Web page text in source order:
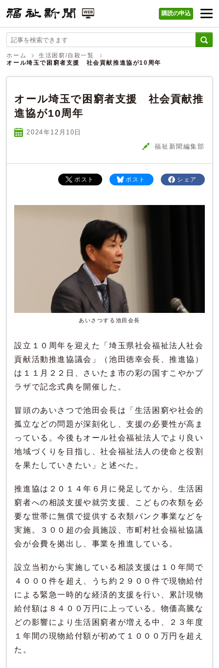
福祉新聞 WEB
購読の申込
ホーム
生活困窮/自殺一覧
オール埼玉で困窮者支援 社会貢献推進協が10周年
オール埼玉で困窮者支援 社会貢献推
進協が10周年
2024年12 月 10 日
福祉新聞編集部
シェア
ポスト
ポスト
あいさつする池田会長
設立１０周年を迎えた「埼玉県社会福祉法人社会
貢献活動推進協議会」（池田徳幸会長、推進協）
は１１月２２日、さいたま市の彩の国すこやかプ
ラザで記念式典を開催した。
冒頭のあいさつで池田会長は「生活困窮や社会的
孤立などの問題が深刻化し、支援の必要性が高ま
っている。今後もオール社会福祉法人でより良い
地域づくりを目指し、社会福祉法人の使命と役割
を果たしていきたい」と述べた。
推進協は２０１４年６月に発足してから、生活困
窮者への相談支援や就労支援、こどもの衣類を必
要な世帯に無償で提供する衣類バンク事業などを
実施。３００超の会員施設、市町村社会福祉協議
会が会費を拠出し、事業を推進している。
設立当初から実施している相談支援は１０年間で
４０００件を超え、うち約２９００件で現物給付
による緊急一時的な経済的支援を行い、累計現物
給付額は８４００万円に上っている。物価高騰な
どの影響により生活困窮者が増える中、２３年度
１年間の現物給付額が初めて１０００万円を超え
た。